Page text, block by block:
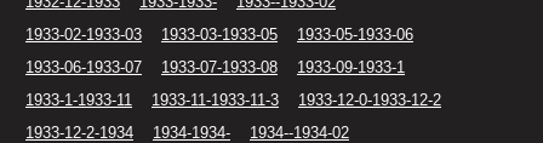
1933-02-1933-03
1933-03-1933-05
1933-05-1933-06
1933-06-1933-07
1933-07-1933-08
1933-09-1933-1
1933-1-1933-11
1933-11-1933-11-3
1933-12-0-1933-12-2
1933-12-2-1934
1934-1934-
1934--1934-02